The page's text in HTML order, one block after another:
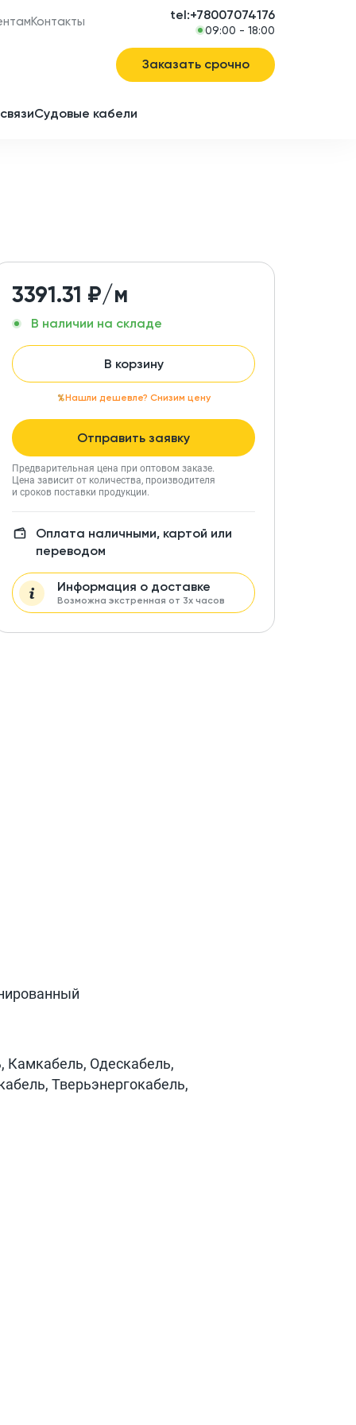
Контакты tel:+78007074176
09:00 - 18:00
Заказать срочно
Судовые кабели
3391.31 ₽/м
В наличии на складе
В корзину
Нашли дешевле? Снизим цену
Отправить заявку
Предварительная цена при оптовом заказе.
Цена зависит от количества, производителя
и сроков поставки продукции.
Оплата наличными, картой или
переводом
Информация о доставке
Возможна экстренная от 3х часов
Камкабель, Одескабель,
Тверьэнергокабель,